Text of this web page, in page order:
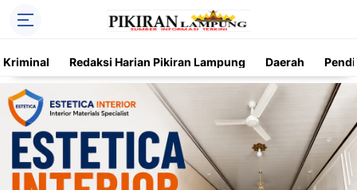
Kriminal Redaksi Harian Pikiran Lampung Daerah
Trending Kriminal Nasional